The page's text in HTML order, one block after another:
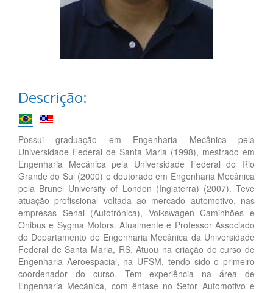
Descrição:
Possui graduação em Engenharia Mecânica pela
Universidade Federal de Santa Maria (1998), mestrado em
Engenharia Mecânica pela Universidade Federal do Rio
Grande do Sul (2000) e doutorado em Engenharia Mecânica
pela Brunel University of London (Inglaterra) (2007). Teve
atuação profissional voltada ao mercado automotivo, nas
empresas Senai (Autotrônica), Volkswagen Caminhões e
Ônibus e Sygma Motors. Atualmente é Professor Associado
do Departamento de Engenharia Mecânica da Universidade
Federal de Santa Maria, RS. Atuou na criação do curso de
Engenharia Aeroespacial, na UFSM, tendo sido o primeiro
coordenador do curso. Tem experiência na área de
Engenharia Mecânica, com ênfase no Setor Automotivo e